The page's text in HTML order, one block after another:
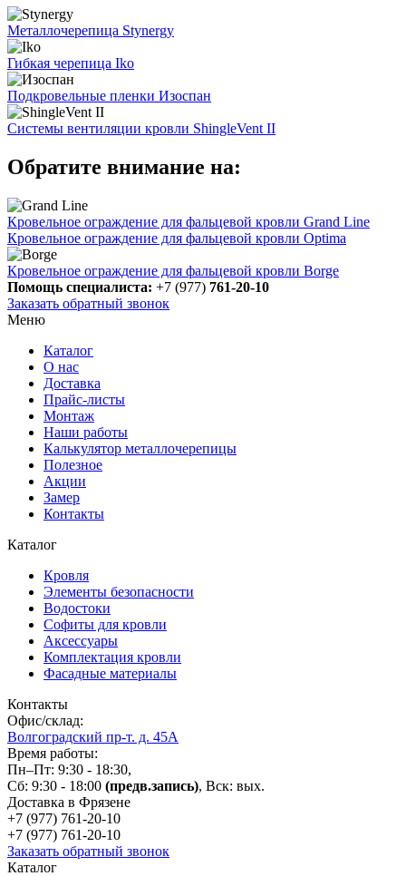
Металлочерепица Stynergy
Гибкая черепица Iko
Подкровельные пленки Изоспан
Системы вентиляции кровли ShingleVent II
Обратите внимание на:
Кровельное ограждение для фальцевой кровли Grand Line
Кровельное ограждение для фальцевой кровли Optima
Кровельное ограждение для фальцевой кровли Borge
Помощь специалиста: +7 (977) 761-20-10
Заказать обратный звонок
Меню
Каталог
О нас
Доставка
Прайс-листы
Монтаж
Наши работы
Калькулятор металлочерепицы
Полезное
Акции
Замер
Контакты
Каталог
Кровля
Элементы безопасности
Водостоки
Софиты для кровли
Аксессуары
Комплектация кровли
Фасадные материалы
Контакты
Офис/склад:
Волгоградский пр-т. д. 45А
Время работы:
Пн–Пт: 9:30 - 18:30,
Сб: 9:30 - 18:00 (предв.запись), Вск: вых.
Доставка в Фрязене
+7 (977) 761-20-10
+7 (977) 761-20-10
Заказать обратный звонок
Каталог